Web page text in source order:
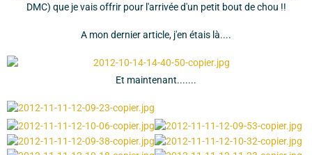
DMC) que je vais offrir pour l'arrivée d'un petit bout de chou !!
A mon dernier article, j'en étais là....
Et maintenant.......